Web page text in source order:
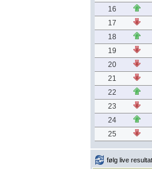
16
17
18
19
20
21
22
23
24
25
følg live